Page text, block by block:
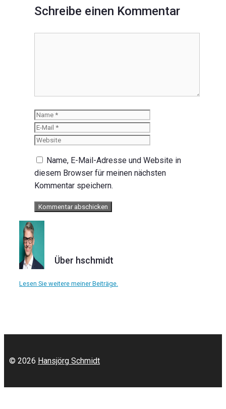
Schreibe einen Kommentar
Name
Name, E-Mail-Adresse und Website in
diesem Browser für meinen nächsten
Kommentar speichern.
Über hschmidt
Lesen Sie weitere meiner Beiträge.
© 2026 Hansjörg Schmidt